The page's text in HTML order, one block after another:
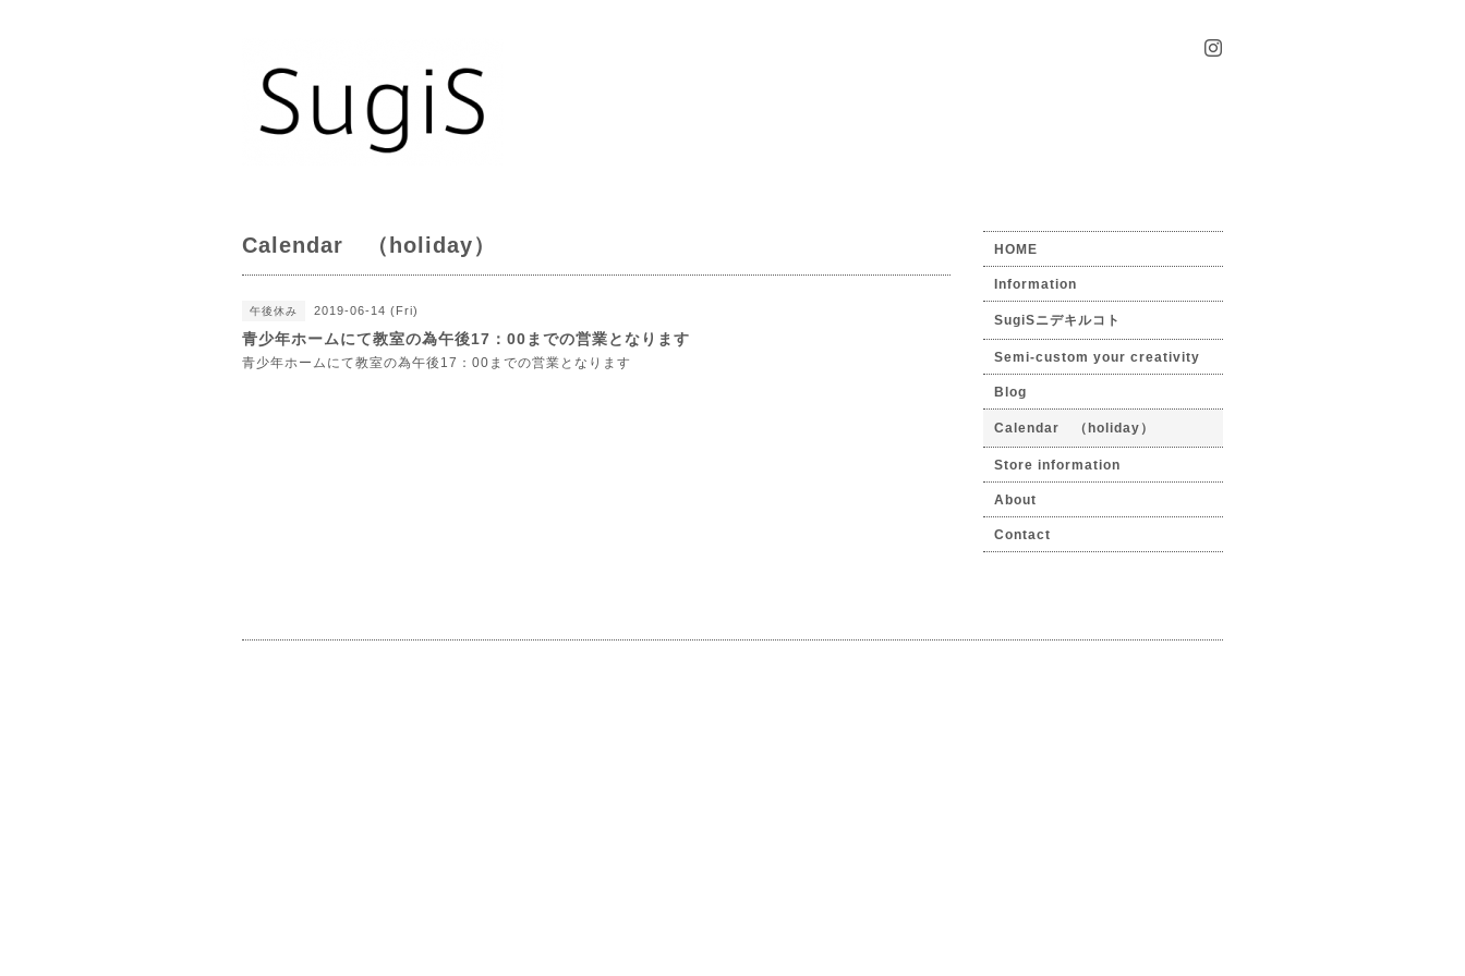
Calendar （holiday）
午後休み 2019-06-14 (Fri)
青少年ホームにて教室の為午後17：00までの営業となります
青少年ホームにて教室の為午後17：00までの営業となります
HOME
Information
SugiSニデキルコト
Semi-custom your creativity
Blog
Calendar （holiday）
Store information
About
Contact